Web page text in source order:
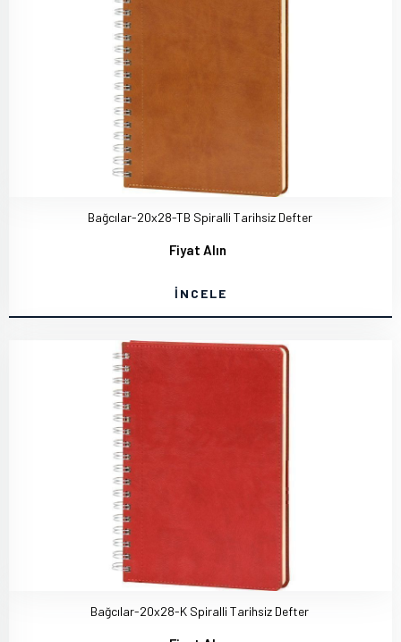
Bağcılar-20x28-TB Spiralli Tarihsiz Defter
Fiyat Alın
İNCELE
Bağcılar-20x28-K Spiralli Tarihsiz Defter